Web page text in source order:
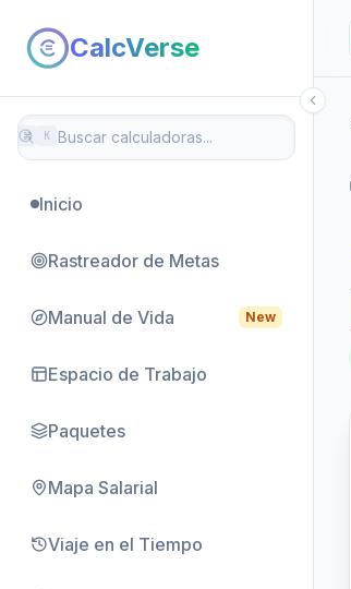
CalcVerse
⌘ K
Inicio
Rastreador de Metas
Manual de Vida New
Espacio de Trabajo
Paquetes
Mapa Salarial
Viaje en el Tiempo